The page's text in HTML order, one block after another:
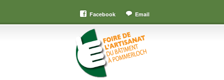
Facebook Email